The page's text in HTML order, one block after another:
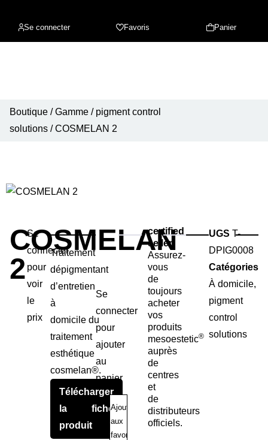
Se connecter Favoris Panier
Boutique /Gamme / pigment control
solutions / COSMELAN 2
COSMELAN
2
Se
connecter
pour
voir
le
prix
Traitement
dépigmentant
d’entretien
à
domicile du
traitement
esthétique
cosmelan®.
Télécharger
la fiche
produit
Se
connecter
pour
ajouter
au
panier
Ajouter
aux
favoris
certified
seller
Assurez-
vous
de
toujours
acheter
vos
produits
mesoestetic®
auprès
de
centres
et
de
distributeurs
officiels.
UGS T-
DPIG0008
Catégories
À domicile,
pigment
control
solutions